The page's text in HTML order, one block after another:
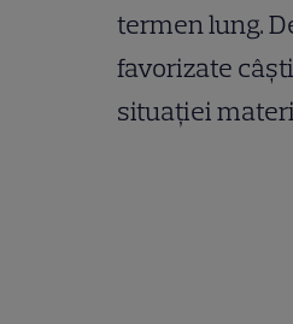
termen lung.
favorizate
situației